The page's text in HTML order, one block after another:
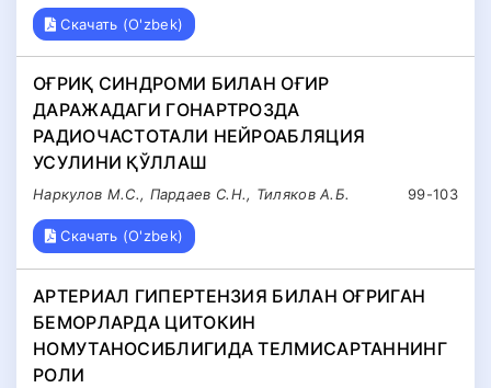
Скачать (O'zbek)
ОҒРИҚ СИНДРОМИ БИЛАН ОҒИР
ДАРАЖАДАГИ ГОНАРТРОЗДА
РАДИОЧАСТОТАЛИ НЕЙРОАБЛЯЦИЯ
УСУЛИНИ ҚЎЛЛАШ
99-103
Наркулов М.С., Пардаев С.Н., Тиляков А.Б.
Скачать (O'zbek)
АРТЕРИАЛ ГИПЕРТЕНЗИЯ БИЛАН ОҒРИГАН
БЕМОРЛАРДА ЦИТОКИН
НОМУТАНОСИБЛИГИДА ТЕЛМИСАРТАННИНГ
РОЛИ